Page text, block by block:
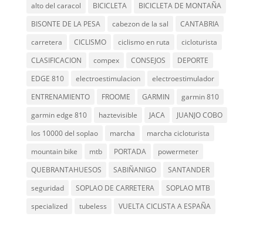
alto del caracol
BICICLETA
BICICLETA DE MONTAÑA
BISONTE DE LA PESA
cabezon de la sal
CANTABRIA
carretera
CICLISMO ciclismo en ruta
cicloturista
CLASIFICACION
compex CONSEJOS
DEPORTE
EDGE 810
electroestimulacion
electroestimulador
ENTRENAMIENTO
FROOME GARMIN
garmin 810
garmin edge 810
haztevisible JACA
JUANJO COBO
los 10000 del soplao
marcha
marcha cicloturista
mountain bike
mtb PORTADA
powermeter
QUEBRANTAHUESOS
SABIÑANIGO
SANTANDER
seguridad
SOPLAO DE CARRETERA
SOPLAO MTB
specialized
tubeless VUELTA CICLISTA A ESPAÑA